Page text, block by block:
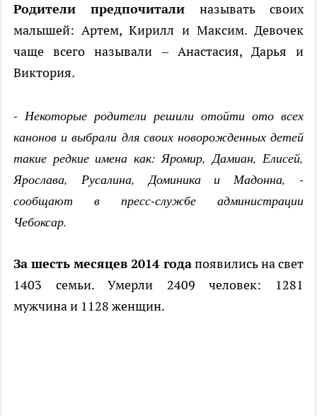
Родители предпочитали называть своих
малышей: Артем, Кирилл и Максим. Девочек
чаще всего называли – Анастасия, Дарья и
Виктория.
- Некоторые родители решили отойти ото всех
канонов и выбрали для своих новорожденных детей
такие редкие имена как: Яромир, Дамиан, Елисей,
Ярослава, Русалина, Доминика и Мадонна, -
сообщают в пресс-службе администрации
Чебоксар.
За шесть месяцев 2014 годапоявились на свет
1403 семьи. Умерли 2409 человек: 1281
мужчина и 1128 женщин.